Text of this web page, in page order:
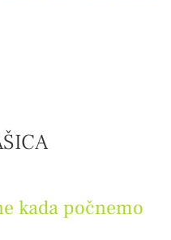
kada počnemo